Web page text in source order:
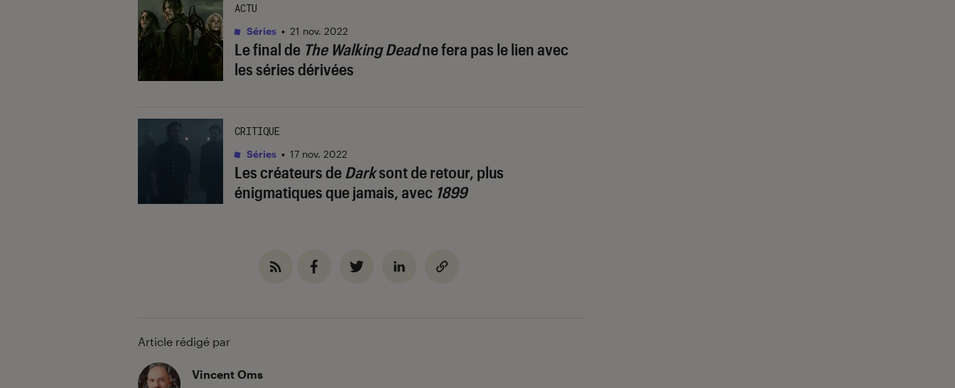
Le final de The Walking Deadne fera pas le lien avec
les séries dérivées
ACTU
Séries • 21 nov. 2022
Les créateurs deDarksont de retour, plus
énigmatiques que jamais, avec 1899
CRITIQUE
Séries • 17 nov. 2022
Article rédigé par
Vincent Oms